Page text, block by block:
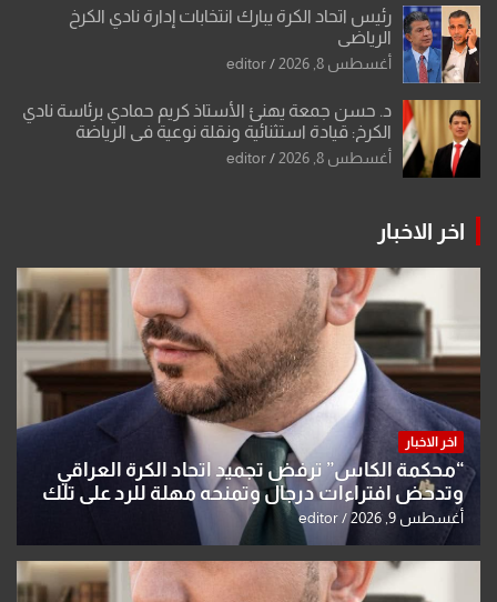
رئيس اتحاد الكرة يبارك انتخابات إدارة نادي الكرخ
الرياضي
أغسطس 8, 2026 editor
د. حسن جمعة يهنئ الأستاذ كريم حمادي برئاسة نادي
الكرخ: قيادة استثنائية ونقلة نوعية في الرياضة
العراقية
أغسطس 8, 2026 editor
اخر الاخبار
اخر الاخبار
“محكمة الكاس” ترفض تجميد اتحاد الكرة العراقي
وتدحض افتراءات درجال وتمنحه مهلة للرد على تلك
الشكوى
أغسطس 9, 2026 editor